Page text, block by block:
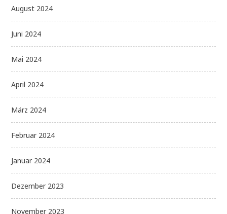
August 2024
Juni 2024
Mai 2024
April 2024
März 2024
Februar 2024
Januar 2024
Dezember 2023
November 2023